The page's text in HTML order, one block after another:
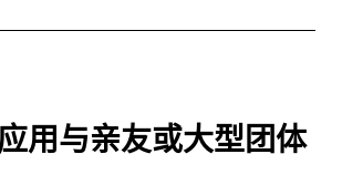
用与亲友或大型团体